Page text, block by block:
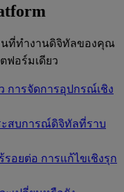
นที่ทำงานดิจิทัลของคุณ
ฟอร์มเดียว
การจัดการอุปกรณ์เชิง
ะสบการณ์ดิจิทัลที่ราบ
รอยต่อ การแก้ไขเชิงรุก